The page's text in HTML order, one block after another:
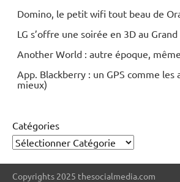
Domino, le petit wifi tout beau de
LG s’offre une soirée en 3D au Grand
Another World : autre époque,
App. Blackberry : un GPS comme les
mieux)
Catégories
Copyrights 2025 thesocialmedia.com